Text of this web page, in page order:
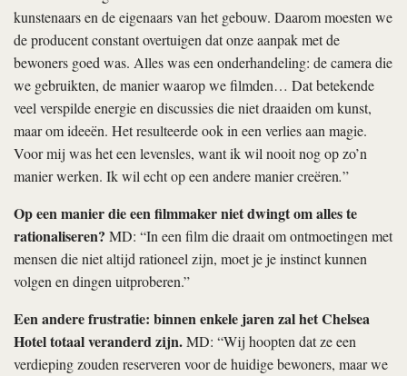
kunstenaars en de eigenaars van het gebouw. Daarom moesten we
de producent constant overtuigen dat onze aanpak met de
bewoners goed was. Alles was een onderhandeling: de camera die
we gebruikten, de manier waarop we filmden… Dat betekende
veel verspilde energie en discussies die niet draaiden om kunst,
maar om ideeën. Het resulteerde ook in een verlies aan magie.
Voor mij was het een levensles, want ik wil nooit nog op zo’n
manier werken. Ik wil echt op een andere manier creëren.”
Op een manier die een filmmaker niet dwingt om alles te
rationaliseren? MD: “In een film die draait om ontmoetingen met
mensen die niet altijd rationeel zijn, moet je je instinct kunnen
volgen en dingen uitproberen.”
Een andere frustratie: binnen enkele jaren zal het Chelsea
Hotel totaal veranderd zijn.MD: “Wij hoopten dat ze een
verdieping zouden reserveren voor de huidige bewoners, maar we